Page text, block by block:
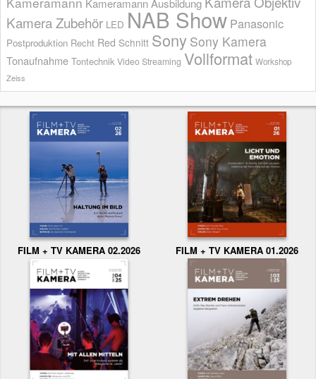
Kamera Zubehör LED NAB Show Panasonic
Postproduktion Recht Red Schnitt Sony Sony Kamera
Tonaufnahme Tontechnik Video Streaming Vollformat Workshop
Zeiss
FILM + TV KAMERA 02.2026 FILM + TV KAMERA 01.2026